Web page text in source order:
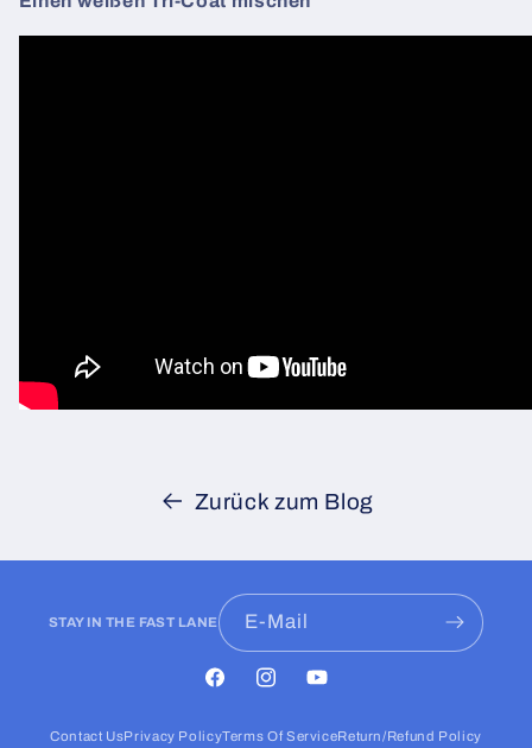
Zurück zum Blog
STAY IN THE FAST LANE E-Mail
FacebookInstagramYouTube
Contact UsPrivacy PolicyTerms Of ServiceReturn/Refund Policy